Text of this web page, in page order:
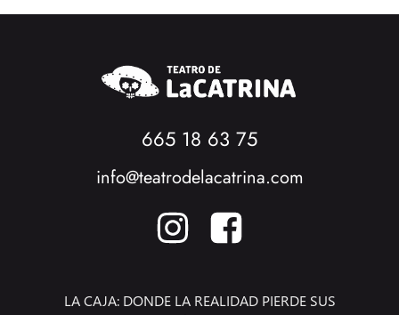
665 18 63 75
info@teatrodelacatrina.com
LA CAJA: DONDE LA REALIDAD PIERDE SUS